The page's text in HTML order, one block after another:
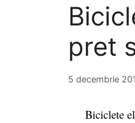
pret
5 decembrie
Biciclete